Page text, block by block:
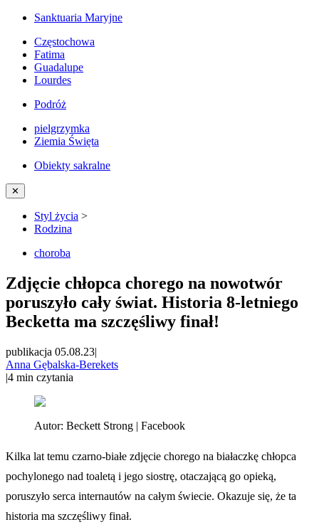
Sanktuaria Maryjne
Częstochowa
Fatima
Guadalupe
Lourdes
Podróż
pielgrzymka
Ziemia Święta
Obiekty sakralne
✕
Styl życia >
Rodzina
choroba
Zdjęcie chłopca chorego na nowotwór
poruszyło cały świat. Historia 8-letniego
Becketta ma szczęśliwy finał!
publikacja 05.08.23|
Anna Gębalska-Berekets
|4 min czytania
Autor: Beckett Strong | Facebook
Kilka lat temu czarno-białe zdjęcie chorego na białaczkę chłopca
pochylonego nad toaletą i jego siostrę, otaczającą go opieką,
poruszyło serca internautów na całym świecie. Okazuje się, że ta
historia ma szczęśliwy finał.